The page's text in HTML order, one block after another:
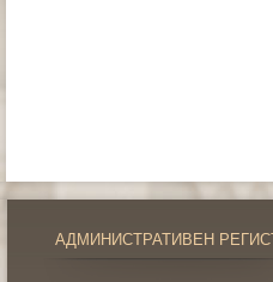
АДМИНИСТРАТИВЕН